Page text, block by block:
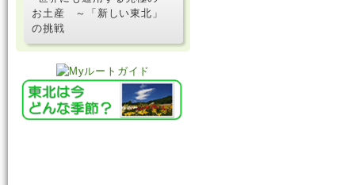
お土産 ～「新しい東北」
の挑戦